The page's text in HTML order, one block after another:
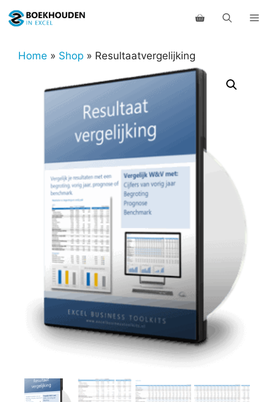
naar
inhoudHome » Shop » Resultaatvergelijking